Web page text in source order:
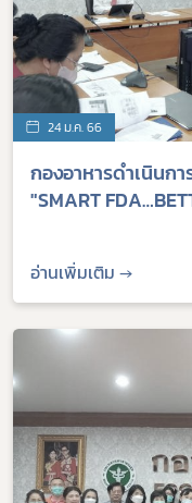
24 ม.ค. 66
กองอาหารดำเนินก
"SMART
อ่านเพิ่มเติม →